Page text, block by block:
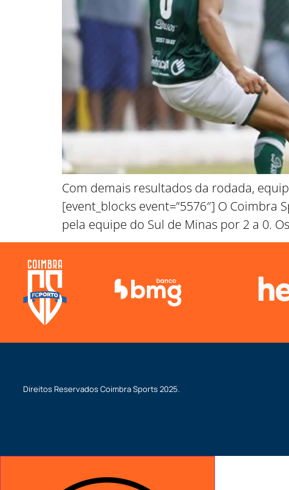
Com demais resultados da rodada,
[event_blocks event=”5576″] O
pela equipe do Sul de Minas por 2 a 0.
Direitos ReservadosCoimbra Sports2025.